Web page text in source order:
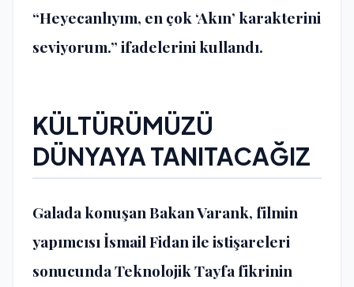
“Heyecanlıyım, en çok ‘Akın’ karakterini
seviyorum.” ifadelerini kullandı.
KÜLTÜRÜMÜZÜ
DÜNYAYA TANITACAĞIZ
Galada konuşan Bakan Varank, filmin
yapımcısı İsmail Fidan ile istişareleri
sonucunda Teknolojik Tayfa fikrinin